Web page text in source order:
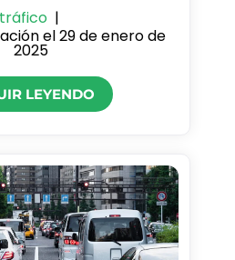
|
el 29 de enero de
2025
LEYENDO